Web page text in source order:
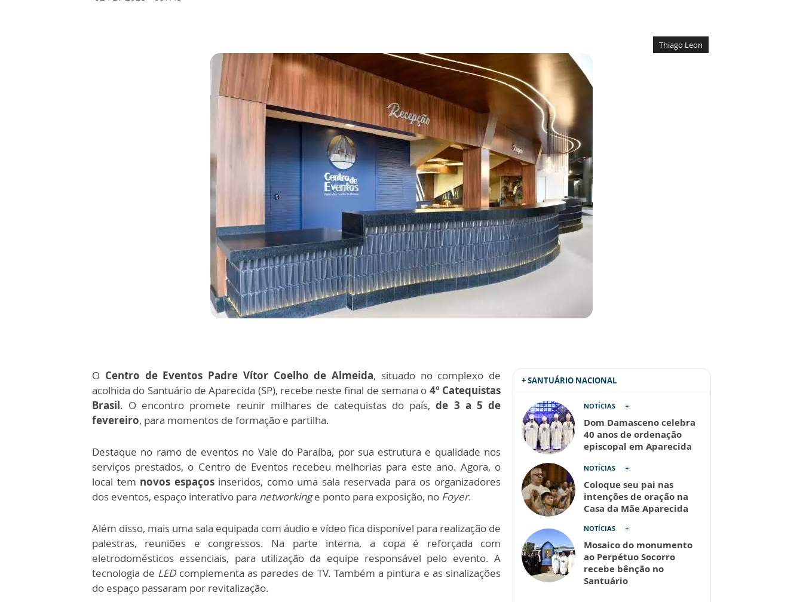
Thiago Leon
O Centro de Eventos Padre Vítor Coelho de Almeida, situado no complexo de
acolhida do Santuário de Aparecida (SP), recebe neste final de semana o 4º Catequistas
Brasil. O encontro promete reunir milhares de catequistas do país,de 3 a 5 de
fevereiro, para momentos de formação e partilha.
Destaque no ramo de eventos no Vale do Paraíba, por sua estrutura e qualidade nos
serviços prestados, o Centro de Eventos recebeu melhorias para este ano. Agora, o
local tem novos espaçosinseridos, como uma sala reservada para os organizadores
dos eventos, espaço interativo para networkinge ponto para exposição, no Foyer.
Além disso, mais uma sala equipada com áudio e vídeo fica disponível para realização de
palestras, reuniões e congressos. Na parte interna, a copa é reforçada com
eletrodomésticos essenciais, para utilização da equipe responsável pelo evento. A
tecnologia de LEDcomplementa as paredes de TV. Também a pintura e as sinalizações
do espaço passaram por revitalização.
+ SANTUÁRIO NACIONAL
NOTÍCIAS
Dom Damasceno celebra
40 anos de ordenação
episcopal em Aparecida
NOTÍCIAS
Coloque seu pai nas
intenções de oração na
Casa da Mãe Aparecida
NOTÍCIAS
Mosaico do monumento
ao Perpétuo Socorro
recebe bênção no
Santuário